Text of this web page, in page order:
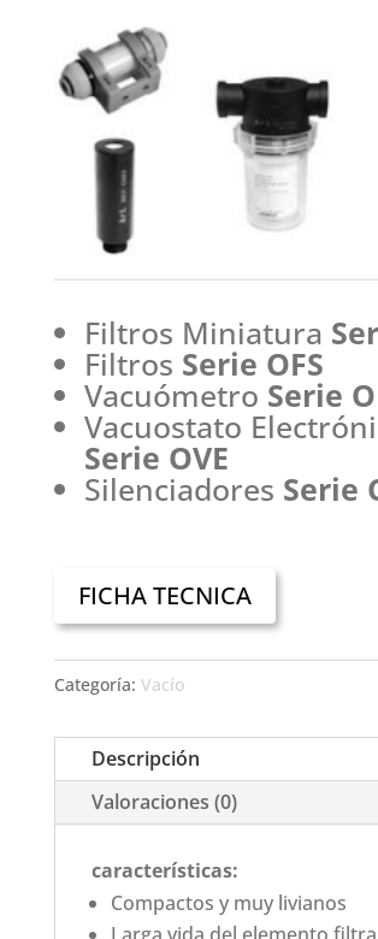
Filtros Miniatura
Filtros Serie OFS
Vacuómetro Serie
Vacuostato
Serie OVE
Silenciadores Serie
FICHA TECNICA
Categoría: Vacío
Descripción
Valoraciones (0)
características:
Compactos y muy livianos